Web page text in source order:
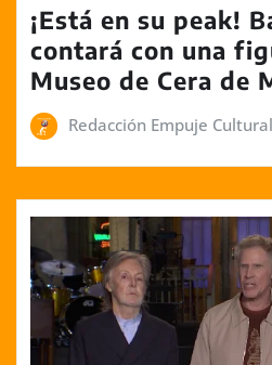
¡Está en su peak!
contará con una
Museo de Cera de
Redacción Empuje Cultural